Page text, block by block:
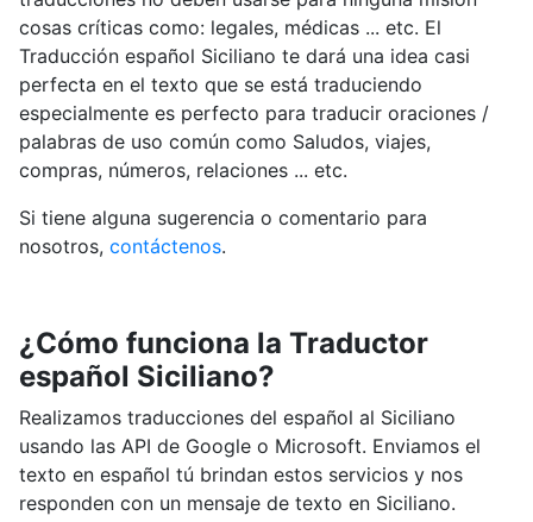
cosas críticas como: legales, médicas ... etc. El
Traducción español Siciliano te dará una idea casi
perfecta en el texto que se está traduciendo
especialmente es perfecto para traducir oraciones /
palabras de uso común como Saludos, viajes,
compras, números, relaciones ... etc.
Si tiene alguna sugerencia o comentario para
nosotros, contáctenos.
¿Cómo funciona la Traductor
español Siciliano?
Realizamos traducciones del español al Siciliano
usando las API de Google o Microsoft. Enviamos el
texto en español tú brindan estos servicios y nos
responden con un mensaje de texto en Siciliano.